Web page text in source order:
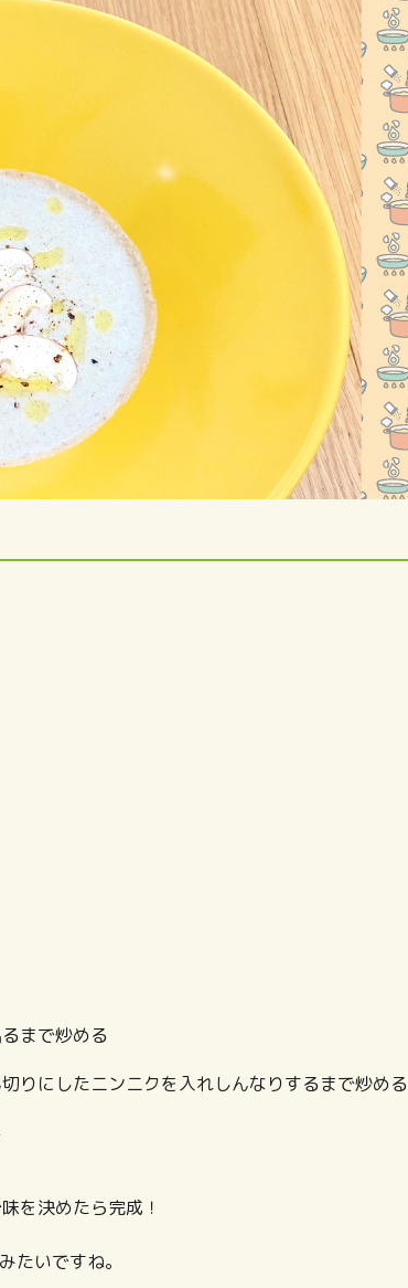
まで炒める
りにしたニンニクを入れしんなりするまで炒める
を決めたら完成！
たいですね。